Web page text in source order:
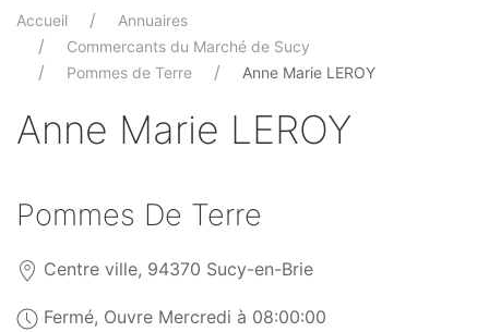
Accueil
Annuaires
Commercants du Marché de Sucy
Pommes de Terre
Anne Marie LEROY
Anne Marie LEROY
Pommes De Terre
Centre ville, 94370 Sucy-en-Brie
Fermé, Ouvre Mercredi à 08:00:00